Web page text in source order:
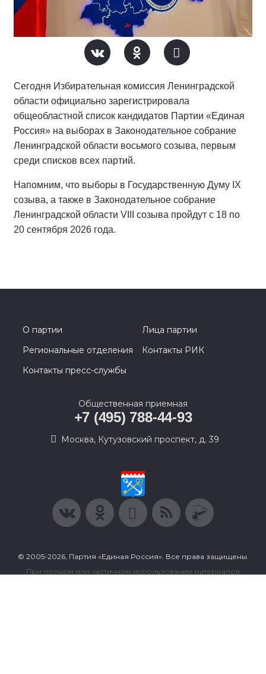
Сегодня Избирательная комиссия Ленинградской
области официально зарегистрировала
общеобластной список кандидатов Партии «Единая
Россия» на выборах в Законодательное собрание
Ленинградской области восьмого созыва, первым
среди списков всех партий.
Напомним, что выборы в Государственную Думу IX
созыва, а также в Законодательное собрание
Ленинградской области VIII созыва пройдут с 18 по
20 сентября 2026 года.
О партии
Лица партии
Региональные отделения
Контакты РИК
Контакты пресс-службы
Общественная приемная
+7 (495) 788-44-93
Москва, Кутузовский проспект, д. 39
© 2005-2026, Партия «Единая Россия». Все права защищены.
При полном или частичном использовании материалов